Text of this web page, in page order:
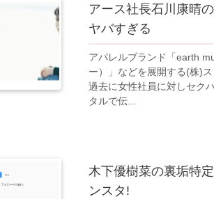
アース社長石川康晴
ヤバすぎる
アパレルブランド「earth
ー）」などを展開する(株)
過去に女性社員に対しセク
タルで伝...
木下優樹菜の裏垢特
ンスタ!